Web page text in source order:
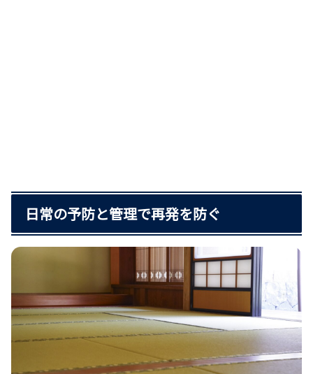
日常の予防と管理で再発を防ぐ